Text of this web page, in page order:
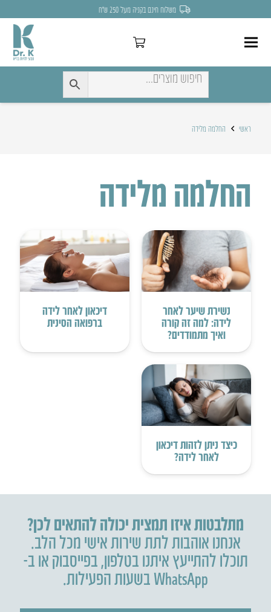
משלוח חינם בקניה מעל 250 ש״ח
ראשי החלמה מלידה
החלמה מלידה
נשירת שיער לאחר
לידה: למה זה קורה
ואיך מתמודדים?
דיכאון לאחר לידה
ברפואה הסינית
כיצד ניתן לזהות דיכאון
לאחר לידה?
מתלבטות איזו תמצית יכולה להתאים לכן?
אנחנו אוהבות לתת שירות אישי מכל הלב.
תוכלו להתייעץ איתנו בטלפון,בפייסבוק או ב-
WhatsApp בשעות הפעילות.